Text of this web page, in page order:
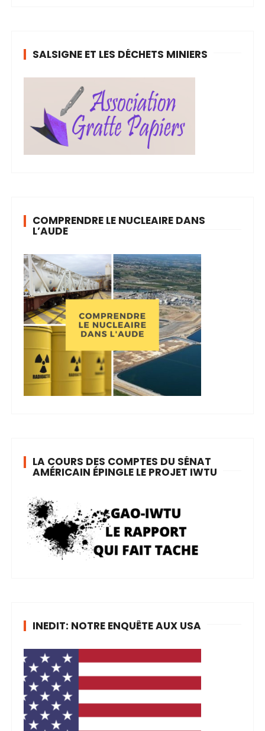
SALSIGNE ET LES DÉCHETS MINIERS
COMPRENDRE LE NUCLEAIRE DANS
L’AUDE
LA COURS DES COMPTES DU SÉNAT
AMÉRICAIN ÉPINGLE LE PROJET IWTU
INEDIT: NOTRE ENQUÊTE AUX USA